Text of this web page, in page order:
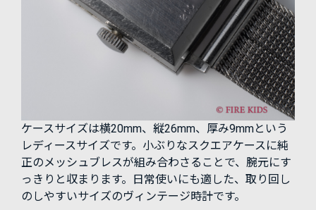
ケースサイズは横20mm、縦26mm、厚み9mmという
レディースサイズです。小ぶりなスクエアケースに純
正のメッシュブレスが組み合わさることで、腕元にす
っきりと収まります。日常使いにも適した、取り回し
のしやすいサイズのヴィンテージ時計です。